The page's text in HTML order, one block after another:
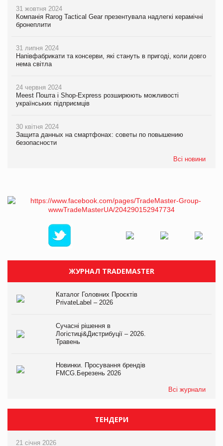
31 жовтня 2024
Компанія Rarog Tactical Gear презентувала надлегкі керамічні
бронеплити
31 липня 2024
Напівфабрикати та консерви, які стануть в пригоді, коли довго
нема світла
24 червня 2024
Meest Пошта і Shop-Express розширюють можливості
українських підприємців
30 квітня 2024
Защита данных на смартфонах: советы по повышению
безопасности
Всі новини
ЖУРНАЛ TRADEMASTER
Каталог Головних Проєктів
PrivateLabel – 2026
Сучасні рішення в
Логістиці&Дистрибуції – 2026.
Травень
Новинки. Просування брендів
FMCG.Березень 2026
Всі журнали
ТЕНДЕРИ
21 січня 2026